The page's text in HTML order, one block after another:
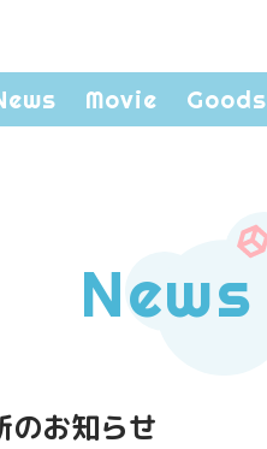
Movie Goods
News
のお知らせ